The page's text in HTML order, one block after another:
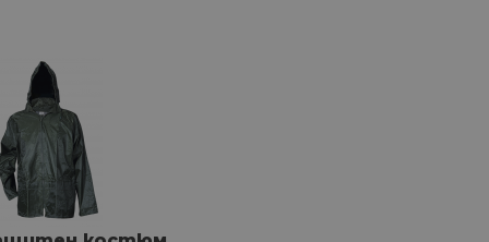
за да запомни
посетителите.
Описание